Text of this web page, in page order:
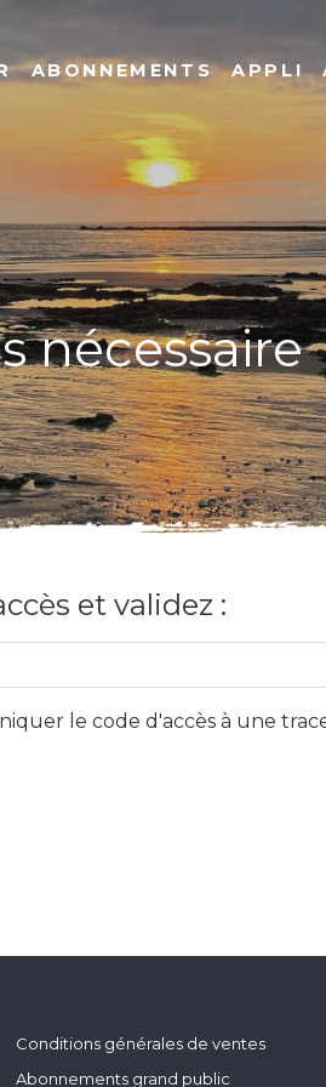
ABONNEMENTS APPLI
nécessaire
et validez :
le code d'accès à une
Conditions générales de ventes
Abonnements grand public